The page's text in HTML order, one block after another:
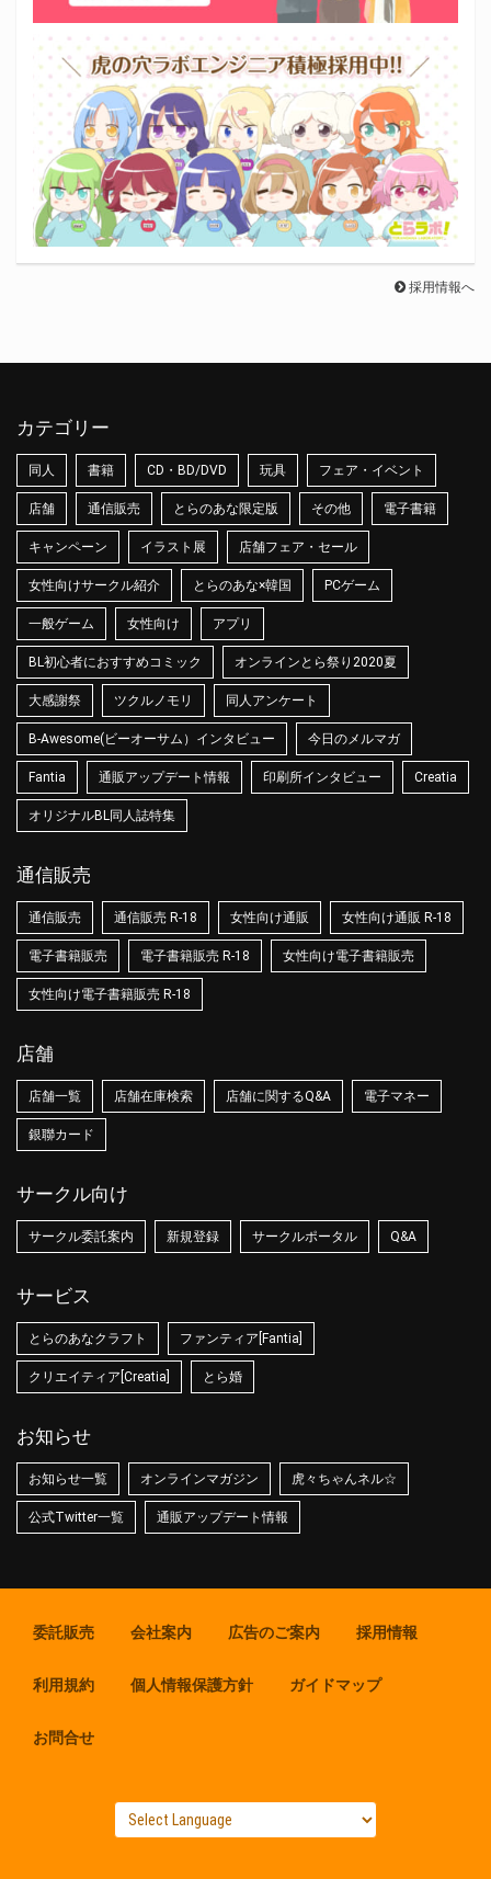
採用情報へ
カテゴリー
同人 書籍 CD・BD/DVD 玩具 フェア・イベント
店舗 通信販売 とらのあな限定版 その他 電子書籍
キャンペーン イラスト展 店舗フェア・セール
女性向けサークル紹介 とらのあな×韓国 PCゲーム
一般ゲーム 女性向け アプリ
BL初心者におすすめコミック オンラインとら祭り2020夏
大感謝祭 ツクルノモリ 同人アンケート
B-Awesome(ビーオーサム）インタビュー 今日のメルマガ
Fantia 通販アップデート情報 印刷所インタビュー Creatia
オリジナルBL同人誌特集
通信販売
通信販売 通信販売 R-18 女性向け通販 女性向け通販 R-18
電子書籍販売 電子書籍販売 R-18 女性向け電子書籍販売
女性向け電子書籍販売 R-18
店舗
店舗一覧 店舗在庫検索 店舗に関するQ&A 電子マネー
銀聯カード
サークル向け
サークル委託案内 新規登録 サークルポータル Q&A
サービス
とらのあなクラフト ファンティア[Fantia]
クリエイティア[Creatia] とら婚
お知らせ
お知らせ一覧 オンラインマガジン 虎々ちゃんネル☆
公式Twitter一覧 通販アップデート情報
委託販売 会社案内 広告のご案内 採用情報
利用規約 個人情報保護方針 ガイドマップ
お問合せ